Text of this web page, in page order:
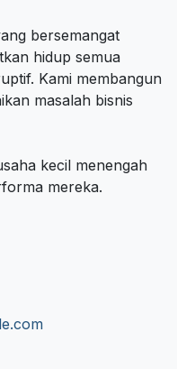
bersemangat
hidup semua
Kami membangun
masalah bisnis
kecil menengah
mereka.